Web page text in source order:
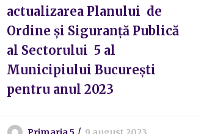
actualizarea Planului de
Ordine și Siguranță Publică
al Sectorului 5 al
Municipiului București
pentru anul 2023